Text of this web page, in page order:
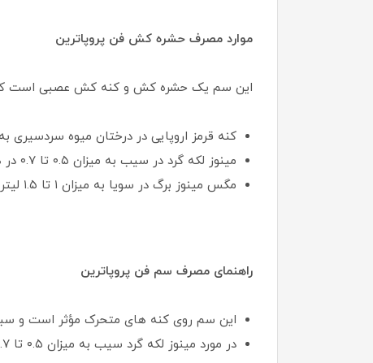
موارد مصرف حشره کش فن پروپاترین
این سم یک حشره کش و کنه کش عصبی است که
کنه قرمز اروپایی در درختان میوه سردسیری به میزان ۲
مینوز لکه گرد در سیب به میزان ۰.۵ تا ۰.۷ در هزار به محض تفریخ تخم و
مگس مینوز برگ در سویا به میزان ۱ تا ۱.۵ لیتر در هکتار مورد استفاده قرار می‌گیرد.
راهنمای مصرف سم فن پروپاترین
این سم روی کنه های متحرک مؤثر است و
در مورد مینوز لکه گرد سیب به میزان ۰.۵ تا ۰.۷ در هزار به محض تفریخ تخم‌ها استفاده می شود.